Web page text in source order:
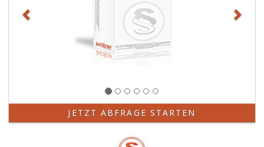
JETZT ABFRAGE STARTEN